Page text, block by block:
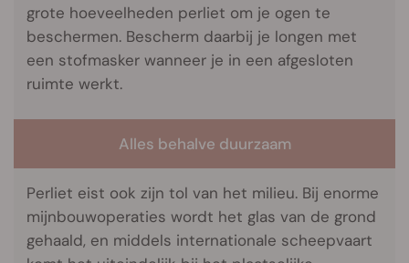
grote hoeveelheden perliet om je ogen te
beschermen. Bescherm daarbij je longen met
een stofmasker wanneer je in een afgesloten
ruimte werkt.
Alles behalve duurzaam
Perliet eist ook zijn tol van het milieu. Bij enorme
mijnbouwoperaties wordt het glas van de grond
gehaald, en middels internationale scheepvaart